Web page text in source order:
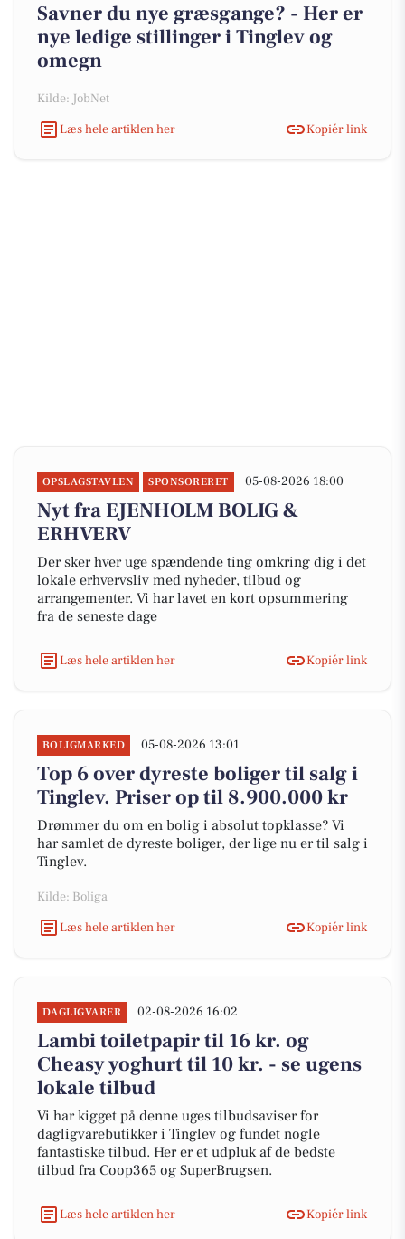
Savner du nye græsgange? - Her er
nye ledige stillinger i Tinglev og
omegn
Kilde: JobNet
Læs hele artiklen her
Kopiér link
OPSLAGSTAVLEN SPONSORERET 05-08-2026 18:00
Nyt fra EJENHOLM BOLIG &
ERHVERV
Der sker hver uge spændende ting omkring dig i det
lokale erhvervsliv med nyheder, tilbud og
arrangementer. Vi har lavet en kort opsummering
fra de seneste dage
Læs hele artiklen her Kopiér link
BOLIGMARKED 05-08-2026 13:01
Top 6 over dyreste boliger til salg i
Tinglev. Priser op til 8.900.000 kr
Drømmer du om en bolig i absolut topklasse? Vi
har samlet de dyreste boliger, der lige nu er til salg i
Tinglev.
Kilde: Boliga
Læs hele artiklen her
Kopiér link
DAGLIGVARER 02-08-2026 16:02
Lambi toiletpapir til 16 kr. og
Cheasy yoghurt til 10 kr. - se ugens
lokale tilbud
Vi har kigget på denne uges tilbudsaviser for
dagligvarebutikker i Tinglev og fundet nogle
fantastiske tilbud. Her er et udpluk af de bedste
tilbud fra Coop365 og SuperBrugsen.
Læs hele artiklen her Kopiér link